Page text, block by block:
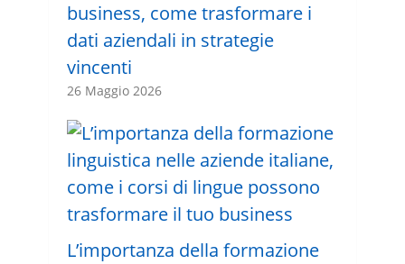
business, come trasformare i
dati aziendali in strategie
vincenti
26 Maggio 2026
L’importanza della formazione